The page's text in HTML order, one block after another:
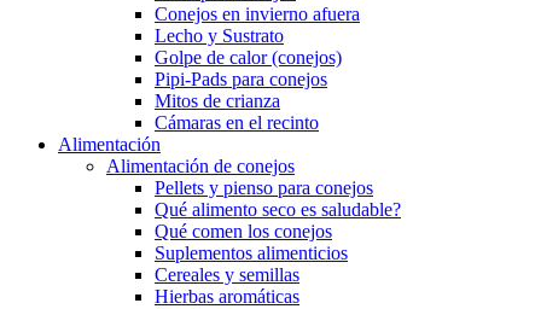
Conejos en invierno afuera
Lecho y Sustrato
Golpe de calor (conejos)
Pipi-Pads para conejos
Mitos de crianza
Cámaras en el recinto
Alimentación
Alimentación de conejos
Pellets y pienso para conejos
Qué alimento seco es saludable?
Qué comen los conejos
Suplementos alimenticios
Cereales y semillas
Hierbas aromáticas